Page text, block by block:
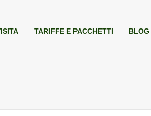
TARIFFE E PACCHETTI BLOG